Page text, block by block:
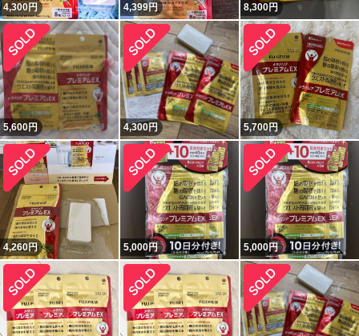
4,300円 4,399円 8,300円
5,600円 4,300円 5,700円
4,260円 5,000円 5,000円